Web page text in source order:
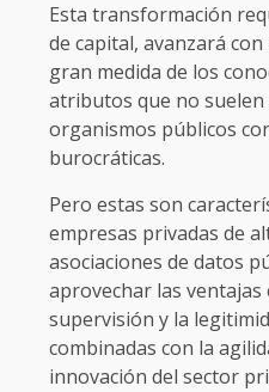
Esta transformación
de capital, avanzará
gran medida de los
atributos que no suelen
organismos públicos
burocráticas.
Pero estas son
empresas privadas de
asociaciones de datos
aprovechar las ventajas
supervisión y la
combinadas con la
innovación del sector